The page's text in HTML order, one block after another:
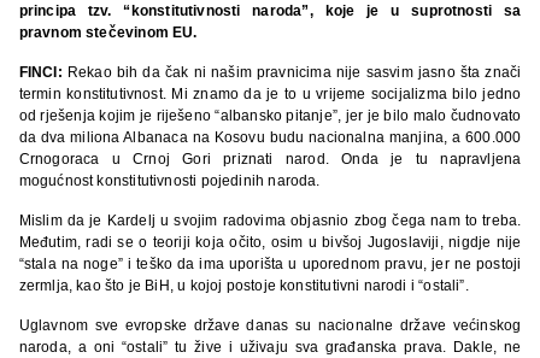
principa tzv. “konstitutivnosti naroda”, koje je u suprotnosti sa
pravnom stečevinom EU.
FINCI: Rekao bih da čak ni našim pravnicima nije sasvim jasno šta znači
termin konstitutivnost. Mi znamo da je to u vrijeme socijalizma bilo jedno
od rješenja kojim je riješeno “albansko pitanje”, jer je bilo malo čudnovato
da dva miliona Albanaca na Kosovu budu nacionalna manjina, a 600.000
Crnogoraca u Crnoj Gori priznati narod. Onda je tu napravljena
mogućnost konstitutivnosti pojedinih naroda.
Mislim da je Kardelj u svojim radovima objasnio zbog čega nam to treba.
Međutim, radi se o teoriji koja očito, osim u bivšoj Jugoslaviji, nigdje nije
“stala na noge” i teško da ima uporišta u uporednom pravu, jer ne postoji
zermlja, kao što je BiH, u kojoj postoje konstitutivni narodi i “ostali”.
Uglavnom sve evropske države danas su nacionalne države većinskog
naroda, a oni “ostali” tu žive i uživaju sva građanska prava. Dakle, ne